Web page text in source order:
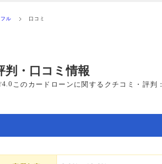
情報提供を行っています。
ル 口コミ
判・口コミ情報
4.0 このカードローンに関するクチコミ・評判：